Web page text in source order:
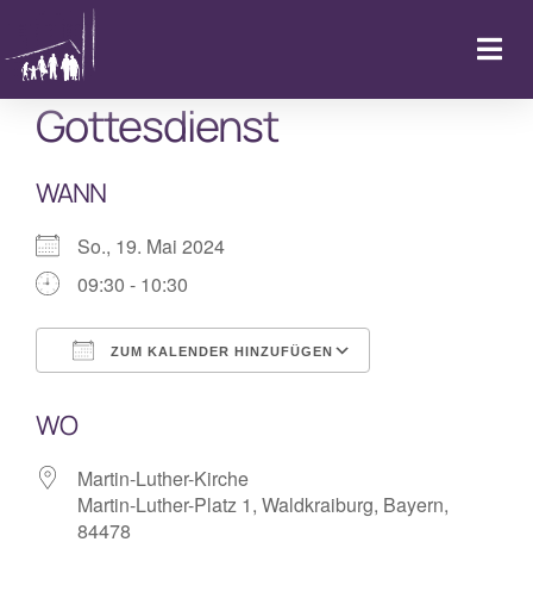
Inhalt
springen
Gottesdienst
WANN
So., 19. Mai 2024
09:30 - 10:30
ZUM KALENDER HINZUFÜGEN
WO
Martin-Luther-Kirche
Martin-Luther-Platz 1, Waldkraiburg, Bayern,
84478